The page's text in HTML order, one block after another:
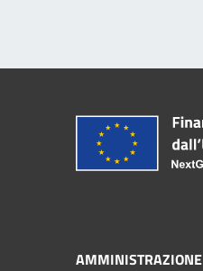
AMMINISTRAZIONE